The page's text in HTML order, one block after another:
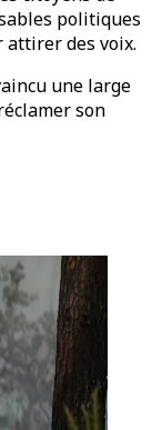
politiques
attirer des voix.
une large
son